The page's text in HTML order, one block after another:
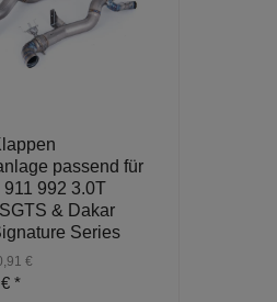
passend für
911 992 3.0T
& Dakar
Series
€
*